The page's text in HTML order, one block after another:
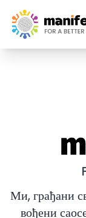
Your Company
Ми, грађани
вођени